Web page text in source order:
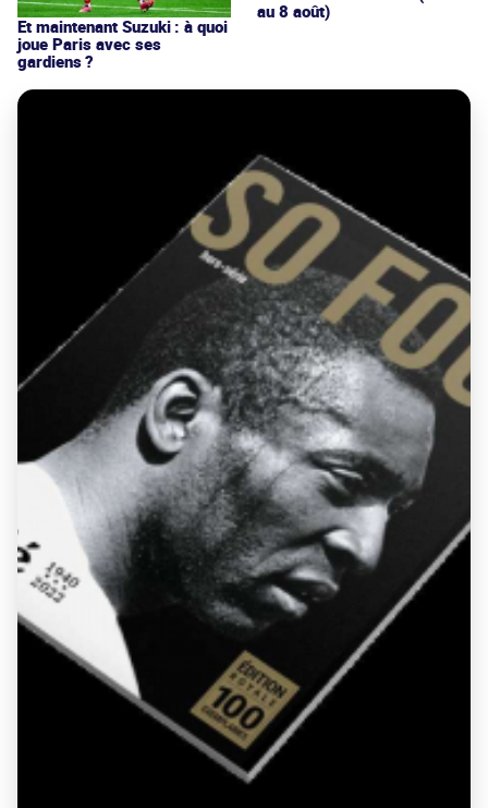
Et maintenant Suzuki : à quoi
joue Paris avec ses
gardiens ?
au 8 août)